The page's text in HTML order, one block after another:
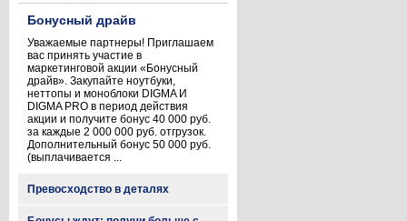
Бонусный драйв
Уважаемые партнеры! Приглашаем
вас принять участие в
маркетинговой акции «Бонусный
драйв». Закупайте ноутбуки,
неттопы и моноблоки DIGMA И
DIGMA PRO в период действия
акции и получите бонус 40 000 руб.
за каждые 2 000 000 руб. отгрузок.
Дополнительный бонус 50 000 руб.
(выплачивается ...
Превосходство в деталях